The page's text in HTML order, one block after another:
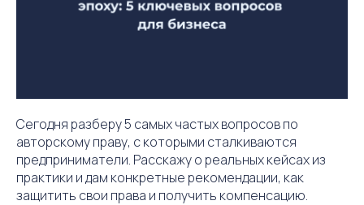
Сегодня разберу 5 самых частых вопросов по
авторскому праву, с которыми сталкиваются
предприниматели. Расскажу о реальных кейсах из
практики и дам конкретные рекомендации, как
защитить свои права и получить компенсацию.